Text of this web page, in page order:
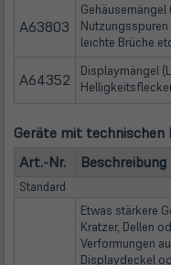
A63803
Gehäusemängel
leichte Brüche
A64352
Displaymängel
Geräte mit technischen
Art.-Nr.
Beschreibung
Standard
Etwas stärkere
Kratzer, Dellen
Verformungen
Displaydeckel